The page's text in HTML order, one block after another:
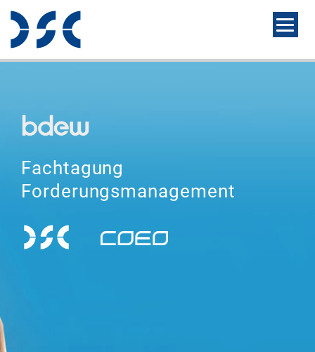
Fachtagung
Forderungsmanagement